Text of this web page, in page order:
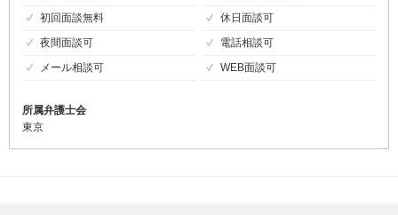
初回面談無料
休日面談可
夜間面談可
電話相談可
メール相談可
WEB面談可
所属弁護士会
東京